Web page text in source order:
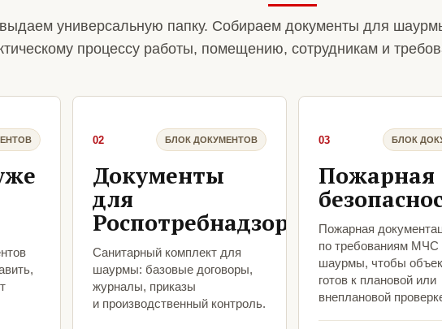
универсальную папку. Собираем документы для
процессу работы, помещению, сотрудникам и
02 БЛОК ДОКУМЕНТОВ
Документы
для
Роспотребнадзора
Санитарный комплект для
шаурмы: базовые договоры,
журналы, приказы
и производственный контроль.
03 БЛОК
Пожарная
Пожарная
по требованиям МЧС
шаурмы, чтобы
готов к плановой или
внеплановой